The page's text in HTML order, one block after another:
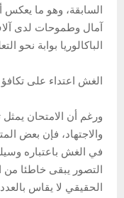
السابقة، وهو ما يعكس
آمال وطموحات لدى
الباكالوريا بوابة نحو
الغش اعتداء على
ورغم أن الامتحان
والاجتهاد، فإن بعض
في الغش باعتباره
التصور يبقى خاطئا من
الحقيقي لا يقاس